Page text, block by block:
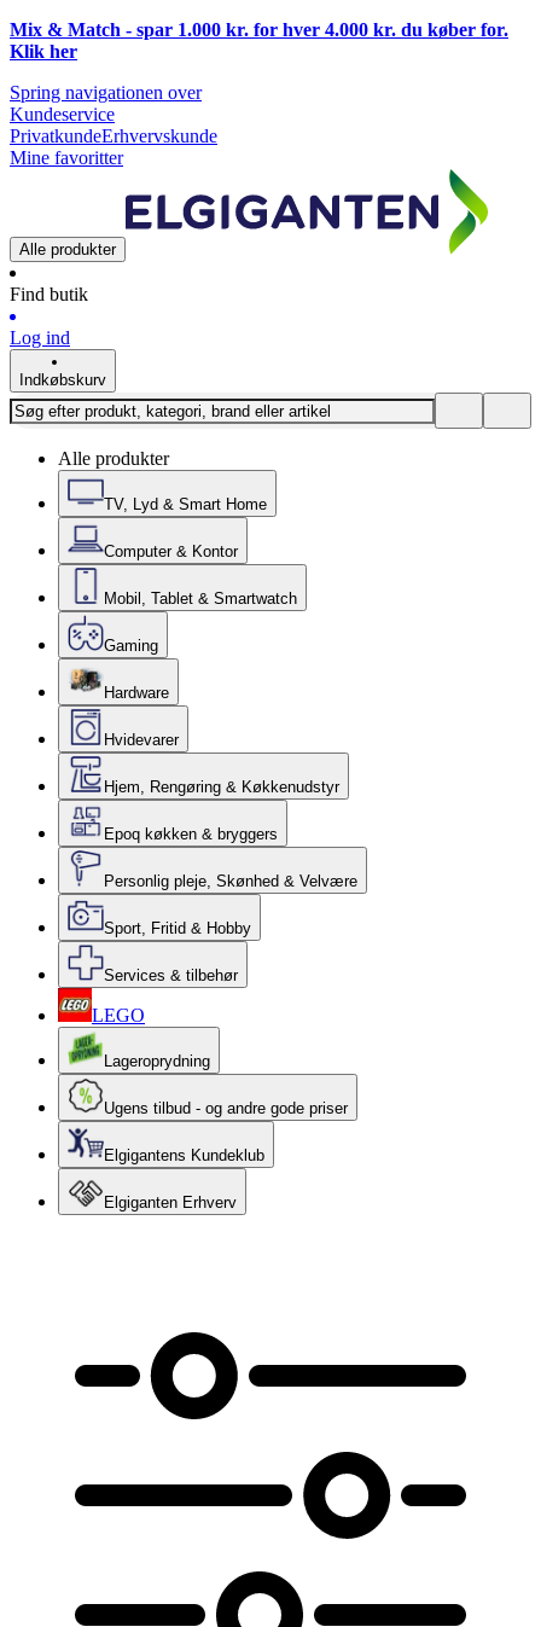
Mix & Match - spar 1.000 kr. for hver 4.000 kr. du køber for.
Klik her
Spring navigationen over
Kundeservice
PrivatkundeErhvervskunde
Mine favoritter
Alle produkter
Find butik
Log ind
Indkøbskurv
Alle produkter
TV, Lyd & Smart Home
Computer & Kontor
Mobil, Tablet & Smartwatch
Gaming
Hardware
Hvidevarer
Hjem, Rengøring & Køkkenudstyr
Epoq køkken & bryggers
Personlig pleje, Skønhed & Velvære
Sport, Fritid & Hobby
Services & tilbehør
LEGO
Lageroprydning
Ugens tilbud - og andre gode priser
Elgigantens Kundeklub
Elgiganten Erhverv